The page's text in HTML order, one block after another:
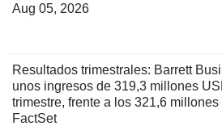
Aug 05, 2026
Resultados trimestrales: Barrett
unos ingresos de 319,3 millones
trimestre, frente a los 321,6
FactSet